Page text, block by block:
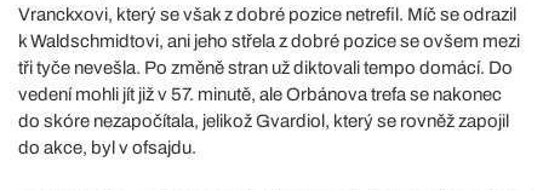
Vranckxovi, který se však z dobré pozice netrefil. Míč se odrazil
k Waldschmidtovi, ani jeho střela z dobré pozice se ovšem mezi
tři tyče nevešla. Po změně stran už diktovali tempo domácí. Do
vedení mohli jít již v 57. minutě, ale Orbánova trefa se nakonec
do skóre nezapočítala, jelikož Gvardiol, který se rovněž zapojil
do akce, byl v ofsajdu.